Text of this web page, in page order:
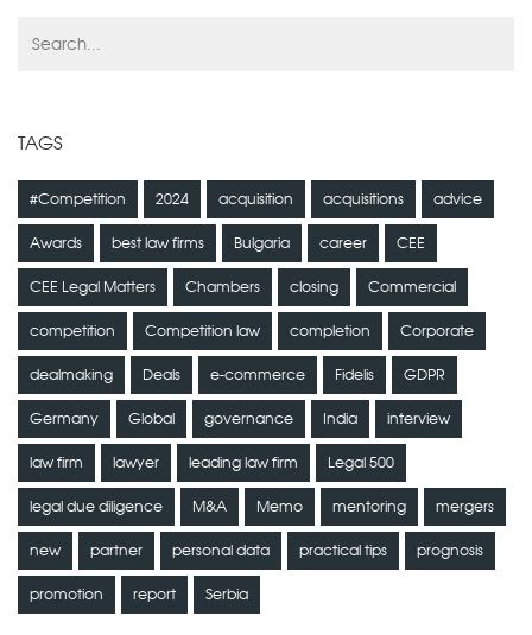
TAGS
#Competition 2024 acquisition acquisitions advice
Awards best law firms Bulgaria career CEE
CEE Legal Matters Chambers closing Commercial
competition Competition law completion Corporate
dealmaking Deals e-commerce Fidelis GDPR
Germany Global governance India interview
law firm lawyer leading law firm Legal 500
legal due diligence M&A Memo mentoring mergers
new partner personal data practical tips prognosis
promotion report Serbia